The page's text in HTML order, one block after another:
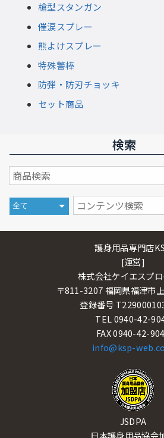
槍型スタンガン
催涙スプレー
熊よけスプレー
特殊警棒
防弾・防刃チョッキ
セット商品
検索
護身用品専門店
[運営]
株式会社ケイエスプ
〒811-3207 福岡県福津市
登録番号
TEL 0940-42-
FAX 0940-42-
info@ksp-
JSDPA
日本護身用品協会